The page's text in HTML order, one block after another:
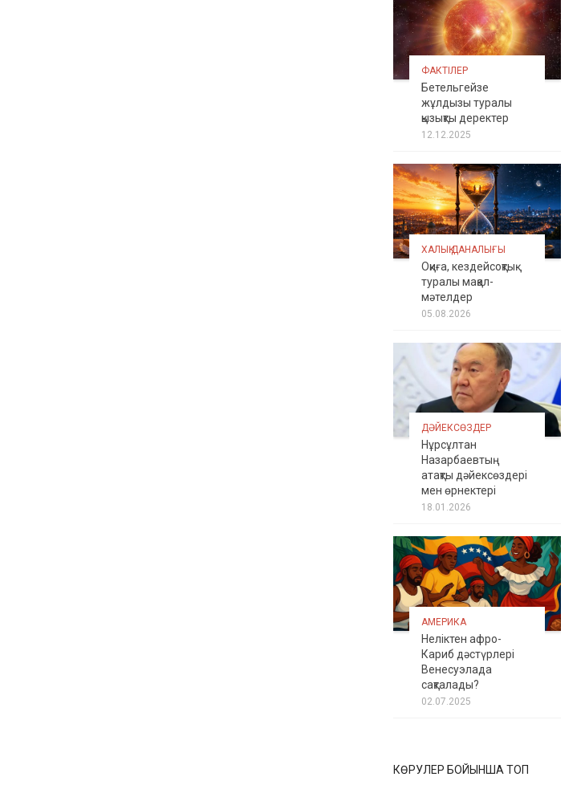
ФАКТІЛЕР
Бетельгейзе
жұлдызы туралы
қызықты деректер
12.12.2025
ХАЛЫҚ ДАНАЛЫҒЫ
Оқиға, кездейсоқтық
туралы мақал-
мәтелдер
05.08.2026
ДӘЙЕКСӨЗДЕР
Нұрсұлтан
Назарбаевтың
атақты дәйексөздері
мен өрнектері
18.01.2026
АМЕРИКА
Неліктен афро-
Кариб дәстүрлері
Венесуэлада
сақталады?
02.07.2025
КӨРУЛЕР БОЙЫНША ТОП